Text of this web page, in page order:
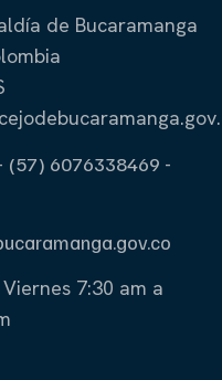
de Bucaramanga
(57) 6076338469 -
7:30 am a